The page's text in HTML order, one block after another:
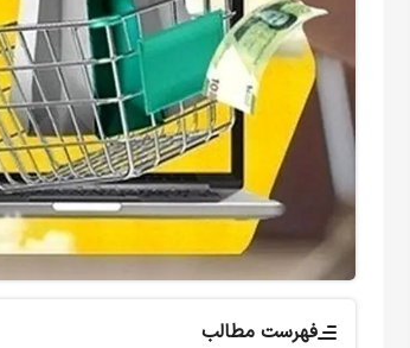
فهرست مطالب